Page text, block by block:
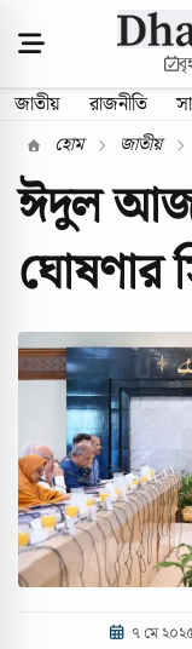
জাতীয় রাজনীতি
হোম জাতীয়
ঈদুল
ঘোষণার
৭ মে